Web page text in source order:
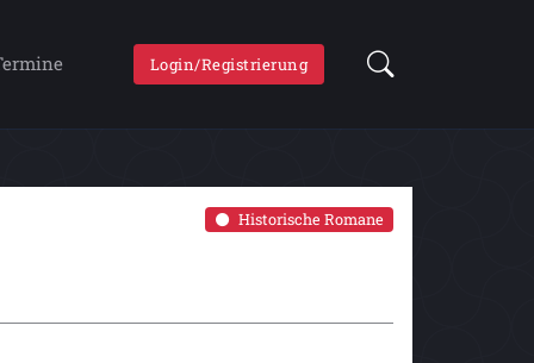
Login/Registrierung
Historische Romane